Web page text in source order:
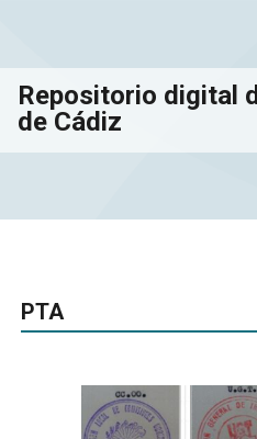
Repositorio digital
de Cádiz
PTA